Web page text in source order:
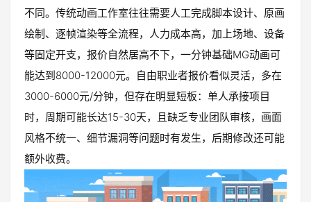
不同。传统动画工作室往往需要人工完成脚本设计、原画
绘制、逐帧渲染等全流程，人力成本高，加上场地、设备
等固定开支，报价自然居高不下，一分钟基础MG动画可
能达到8000-12000元。自由职业者报价看似灵活，多在
3000-6000元/分钟，但存在明显短板：单人承接项目
时，周期可能长达15-30天，且缺乏专业团队审核，画面
风格不统一、细节漏洞等问题时有发生，后期修改还可能
额外收费。